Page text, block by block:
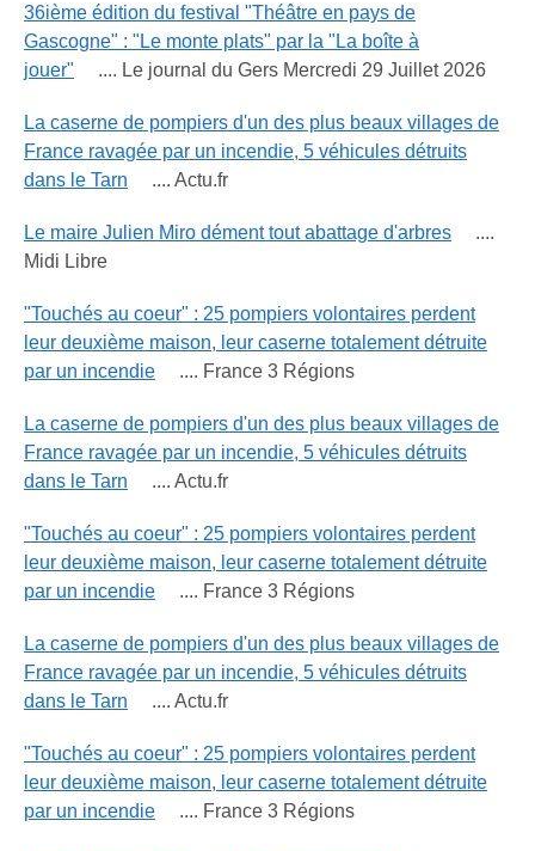
36ième édition du festival "Théâtre en pays de
Gascogne" : "Le monte plats" par la "La boîte à
jouer" .... Le journal du Gers Mercredi 29 Juillet 2026
La caserne de pompiers d'un des plus beaux villages de
France ravagée par un incendie, 5 véhicules détruits
dans le Tarn .... Actu.fr
Le maire Julien Miro dément tout abattage d'arbres ....
Midi Libre
"Touchés au coeur" : 25 pompiers volontaires perdent
leur deuxième maison, leur caserne totalement détruite
par un incendie .... France 3 Régions
La caserne de pompiers d'un des plus beaux villages de
France ravagée par un incendie, 5 véhicules détruits
dans le Tarn .... Actu.fr
"Touchés au coeur" : 25 pompiers volontaires perdent
leur deuxième maison, leur caserne totalement détruite
par un incendie .... France 3 Régions
La caserne de pompiers d'un des plus beaux villages de
France ravagée par un incendie, 5 véhicules détruits
dans le Tarn .... Actu.fr
"Touchés au coeur" : 25 pompiers volontaires perdent
leur deuxième maison, leur caserne totalement détruite
par un incendie .... France 3 Régions